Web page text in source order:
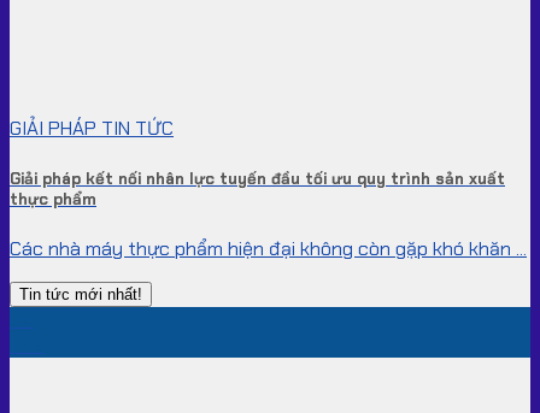
GIẢI PHÁP TIN TỨC
Giải pháp kết nối nhân lực tuyến đầu tối ưu quy trình sản xuất
thực phẩm
Các nhà máy thực phẩm hiện đại không còn gặp khó khăn ...
Tin tức mới nhất!